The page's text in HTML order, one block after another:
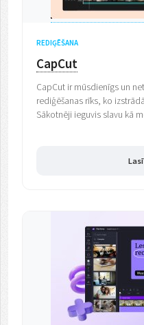
REDIĢĒŠANA
CapCut
CapCut ir mūsdienīgs un
rediģēšanas rīks, ko
Sākotnēji ieguvis slavu kā